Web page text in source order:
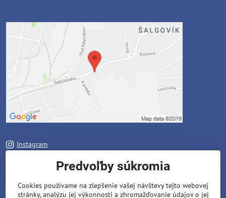
Instagram
Predvoľby súkromia
Cookies používame na zlepšenie vašej návštevy tejto webovej
stránky, analýzu jej výkonnosti a zhromažďovanie údajov o jej